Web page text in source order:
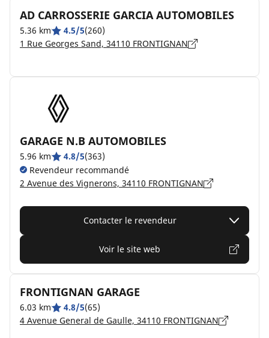
AD CARROSSERIE GARCIA AUTOMOBILES
5.36 km 4.5/5(260)
1 Rue Georges Sand, 34110 FRONTIGNAN
GARAGE N.B AUTOMOBILES
5.96 km 4.8/5(363)
Revendeur recommandé
2 Avenue des Vignerons, 34110 FRONTIGNAN
Contacter le revendeur
Voir le site web
FRONTIGNAN GARAGE
6.03 km 4.8/5(65)
4 Avenue General de Gaulle, 34110 FRONTIGNAN